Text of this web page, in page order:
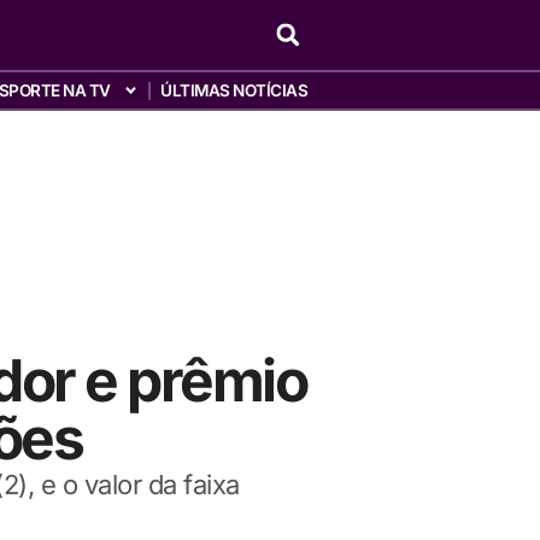
NA TV ÚLTIMAS NOTÍCIAS
e prêmio
e o valor da faixa